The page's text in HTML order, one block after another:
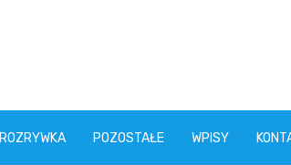
ROZRYWKA POZOSTAŁE WPISY